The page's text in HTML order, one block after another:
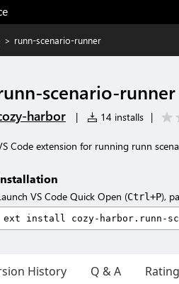
> runn-scenario-runner
scenario-runner
harbor | 14 installs |
Code extension for running runn
VS Code Quick Open (Ctrl+P),
History Q & A